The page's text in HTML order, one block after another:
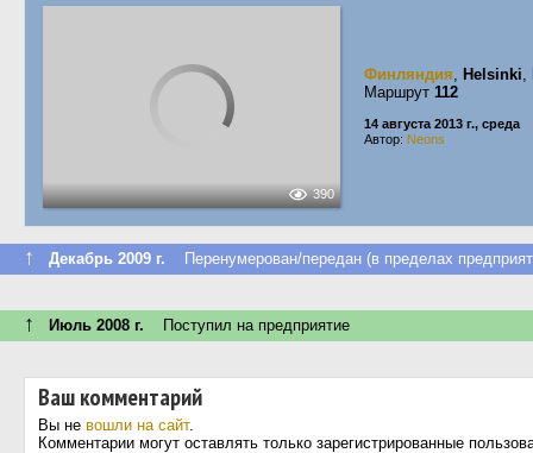
390
Финляндия, Helsinki,
Маршрут 112
14 августа 2013 г., среда
Автор: Neons
↑ Декабрь 2009 г. Перенумерован/передан (в пределах
↑ Июль 2008 г. Поступил на предприятие
Ваш комментарий
Вы не вошли на сайт.
Комментарии могут оставлять только зарегистрированные